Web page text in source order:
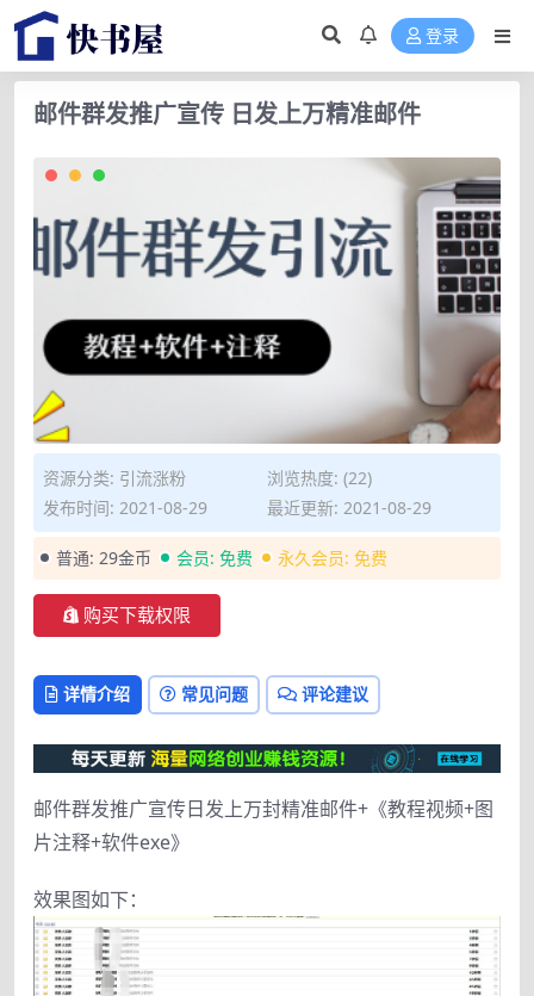
登录
邮件群发推广宣传 日发上万精准邮件
资源分类: 引流涨粉
浏览热度: (22)
发布时间: 2021-08-29
最近更新: 2021-08-29
普通: 29金币 会员: 免费 永久会员: 免费
购买下载权限
详情介绍 常见问题 评论建议
邮件群发推广宣传日发上万封精准邮件+《教程视频+图
片注释+软件exe》
效果图如下：